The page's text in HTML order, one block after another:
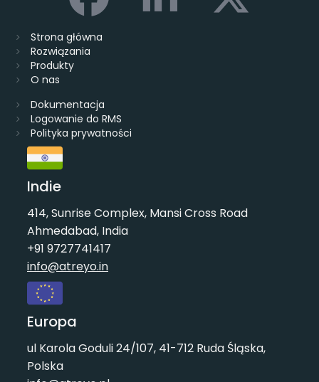
Strona główna
Rozwiązania
Produkty
O nas
Dokumentacja
Logowanie do RMS
Polityka prywatności
Indie
414, Sunrise Complex, Mansi Cross Road
Ahmedabad, India
+91 9727741417
info@atreyo.in
Europa
ul Karola Goduli 24/107, 41-712 Ruda Śląska,
Polska